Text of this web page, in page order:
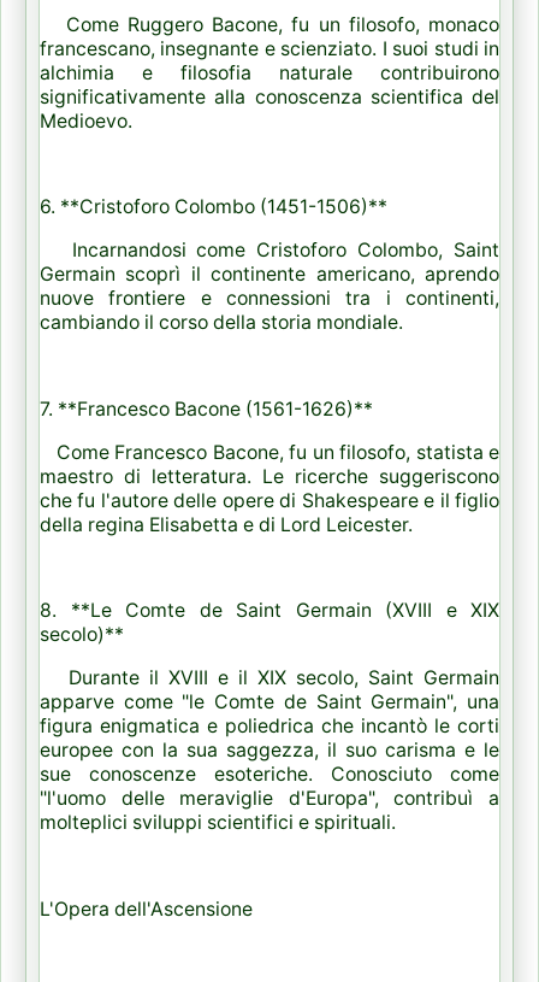
Come Ruggero Bacone, fu un filosofo, monaco
francescano, insegnante e scienziato. I suoi studi in
alchimia e filosofia naturale contribuirono
significativamente alla conoscenza scientifica del
Medioevo.
6. **Cristoforo Colombo (1451-1506)**
Incarnandosi come Cristoforo Colombo, Saint
Germain scoprì il continente americano, aprendo
nuove frontiere e connessioni tra i continenti,
cambiando il corso della storia mondiale.
7. **Francesco Bacone (1561-1626)**
Come Francesco Bacone, fu un filosofo, statista e
maestro di letteratura. Le ricerche suggeriscono
che fu l'autore delle opere di Shakespeare e il figlio
della regina Elisabetta e di Lord Leicester.
8. **Le Comte de Saint Germain (XVIII e XIX
secolo)**
Durante il XVIII e il XIX secolo, Saint Germain
apparve come "le Comte de Saint Germain", una
figura enigmatica e poliedrica che incantò le corti
europee con la sua saggezza, il suo carisma e le
sue conoscenze esoteriche. Conosciuto come
"l'uomo delle meraviglie d'Europa", contribuì a
molteplici sviluppi scientifici e spirituali.
L'Opera dell'Ascensione